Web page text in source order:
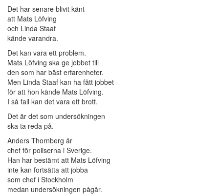
Det har senare blivit känt
att Mats Löfving
och Linda Staaf
kände varandra.
Det kan vara ett problem.
Mats Löfving ska ge jobbet till
den som har bäst erfarenheter.
Men Linda Staaf kan ha fått jobbet
för att hon kände Mats Löfving.
I så fall kan det vara ett brott.
Det är det som undersökningen
ska ta reda på.
Anders Thornberg är
chef för poliserna i Sverige.
Han har bestämt att Mats Löfving
inte kan fortsätta att jobba
som chef i Stockholm
medan undersökningen pågår.